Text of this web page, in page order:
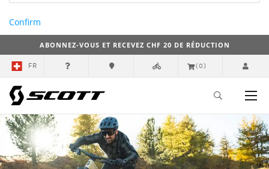
Confirm
ABONNEZ-VOUS ET RECEVEZ CHF 20 DE RÉDUCTION
FR (0)